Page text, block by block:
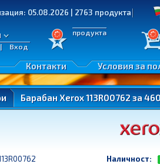
05.08.2026 | 2763 продукта
Вход
продукта
Условия за
Контакти
Барабан Xerox 113R00762 за
Наличност: